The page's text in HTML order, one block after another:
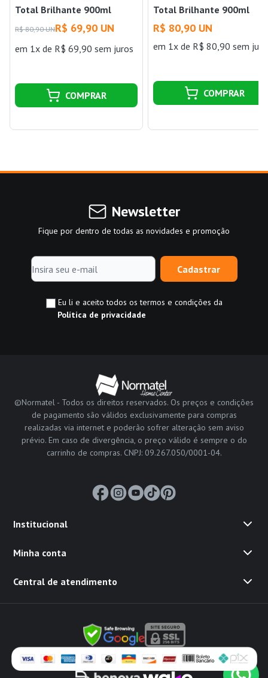
Total Brilhante 900ml
Branco Coral
R$ 80,90 UNR$ 69,90 UN
em 1x de R$ 69,90 sem juros
COMPRAR
Total Brilhante 900ml
Preto Coral
R$ 80,90 UN
em 1x de R$ 80,90 sem
COMPRAR
Newsletter
Fique por dentro de todas as novidades e promoção
Cadastrar
Eu li e aceito todos os termos e condições da
Política de privacidade
©Normatel - Todos os direitos reservados. Os preços e condições
de pagamento são válidos exclusivamente para compras
realizadas via internet e poderão sofrer alteração sem aviso
prévio. Em caso de divergência, o preço válido é sempre o do
carrinho de compras. CNPJ: 09.267.050/0001-04.
Institucional
Minha conta
Central de atendimento